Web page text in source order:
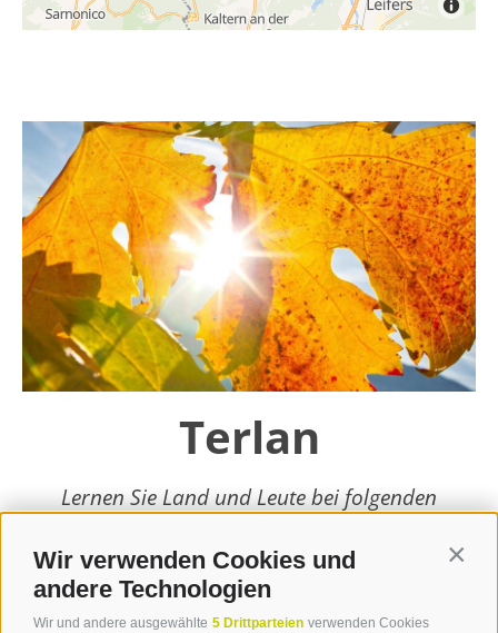
Wir verwenden Cookies und
andere Technologien
Wir und andere ausgewählte 5 Drittparteien verwenden Cookies
Terlan
Lernen Sie Land und Leute bei folgenden
weiterlesen